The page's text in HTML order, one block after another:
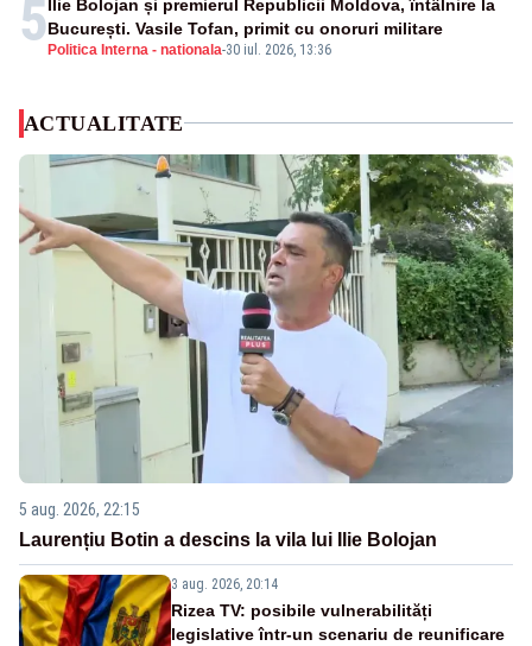
5Politica Interna - nationala-30 iul. 2026, 13:36
Ilie Bolojan și premierul Republicii Moldova, întâlnire la
București. Vasile Tofan, primit cu onoruri militare
ACTUALITATE
5 aug. 2026, 22:15
Laurențiu Botin a descins la vila lui Ilie Bolojan
3 aug. 2026, 20:14
Rizea TV: posibile vulnerabilități
legislative într-un scenariu de reunificare